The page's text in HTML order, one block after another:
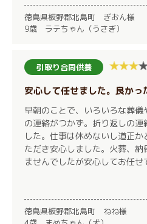
徳島県板野郡北島町 ぎおん様
9歳 ラテちゃん（うさぎ）
引取り合同供養
安心して任せました。良かっ
早朝のことで、いろいろな葬
の連絡がつかず。折り返しの
した。仕事は休めないし道正
ただき安心しました。火葬、
ませんでしたが安心してお任せ
徳島県板野郡北島町 ねね様